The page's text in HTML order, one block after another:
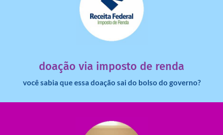
doação via imposto de renda
você sabia que essa doação sai do bolso do governo?
dinheiro deixa de ir para o governo?
saiba mais